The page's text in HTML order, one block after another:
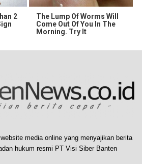
2
The Lump Of Worms Will
Come Out Of You In The
Morning. Try It
media online yang menyajikan berita
hukum resmi PT Visi Siber Banten